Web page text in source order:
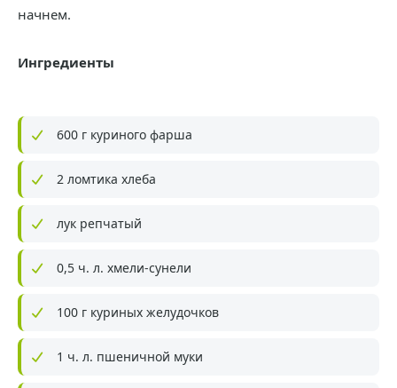
начнем.
Ингредиенты
600 г куриного фарша
2 ломтика хлеба
лук репчатый
0,5 ч. л. хмели-сунели
100 г куриных желудочков
1 ч. л. пшеничной муки